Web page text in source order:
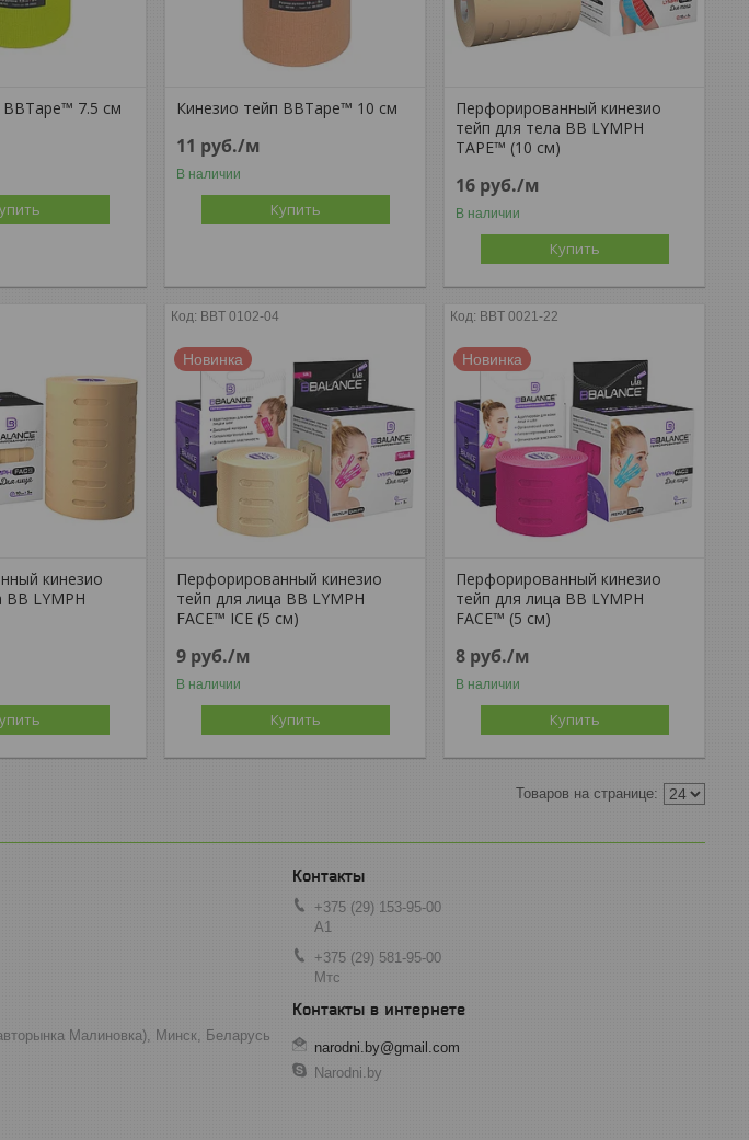
7.5 см Кинезио тейп BBTape™ 10 см
11 руб./м
В наличии
Купить
Перфорированный кинезио
тейп для тела BB LYMPH
TAPE™ (10 см)
16 руб./м
В наличии
Купить
кинезио
BB LYMPH
BBT 0102-04
Новинка
Перфорированный кинезио
тейп для лица BB LYMPH
FACE™ ICE (5 см)
9 руб./м
В наличии
Купить
BBT 0021-22
Новинка
Перфорированный кинезио
тейп для лица BB LYMPH
FACE™ (5 см)
8 руб./м
В наличии
Купить
Малиновка), Минск, Беларусь
+375 (29) 153-95-00
А1
+375 (29) 581-95-00
Мтс
narodni.by@gmail.com
Narodni.by